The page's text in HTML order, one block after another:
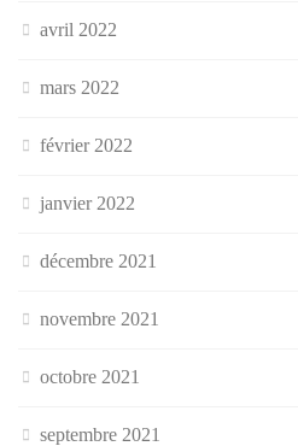
avril 2022
mars 2022
février 2022
janvier 2022
décembre 2021
novembre 2021
octobre 2021
septembre 2021